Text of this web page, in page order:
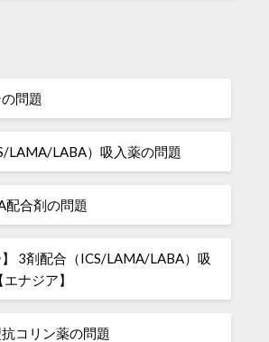
問題
LAMA/LABA）吸入薬の問題
配合剤の問題
】 3剤配合（ICS/LAMA/LABA）吸
ナジア】
コリン薬の問題